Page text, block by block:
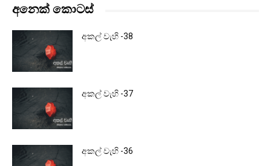
අනෙක් කොටස්
අකල් වැහි -38
අකල් වැහි -37
අකල් වැහි -36